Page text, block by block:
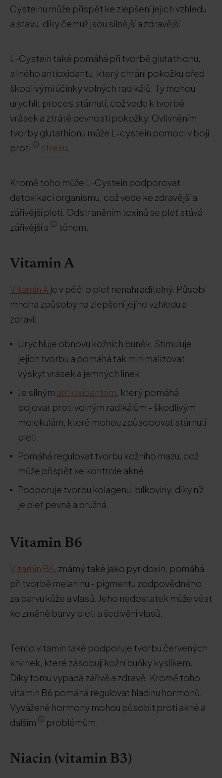
Cysteinu může přispět ke zlepšení jejich vzhledu
a stavu, díky čemuž jsou silnější a zdravější.
L-Cystein také pomáhá při tvorbě glutathionu,
silného antioxidantu, který chrání pokožku před
škodlivými účinky volných radikálů. Ty mohou
urychlit proces stárnutí, což vede k tvorbě
vrásek a ztrátě pevnosti pokožky. Ovlivněním
tvorby glutathionu může L-cystein pomoci v boji
proti
stresu.
Kromě toho může L-Cystein podporovat
detoxikaci organismu, což vede ke zdravější a
zářivější pleti. Odstraněním toxinů se pleť stává
zářivější s
tónem.
Vitamin A
Vitamin A je v péči o pleť nenahraditelný. Působí
mnoha způsoby na zlepšení jejího vzhledu a
zdraví:
Urychluje obnovu kožních buněk. Stimuluje
jejich tvorbu a pomáhá tak minimalizovat
výskyt vrásek a jemných linek.
Je silným antioxidantem, který pomáhá
bojovat proti volným radikálům - škodlivým
molekulám, které mohou způsobovat stárnutí
pleti.
Pomáhá regulovat tvorbu kožního mazu, což
může přispět ke kontrole akné.
Podporuje tvorbu kolagenu, bílkoviny, díky níž
je pleť pevná a pružná.
Vitamin B6
Vitamin B6, známý také jako pyridoxin, pomáhá
při tvorbě melaninu - pigmentu zodpovědného
za barvu kůže a vlasů. Jeho nedostatek může vést
ke změně barvy pleti a šedivění vlasů.
Tento vitamin také podporuje tvorbu červených
krvinek, které zásobují kožní buňky kyslíkem.
Díky tomu vypadá zářivě a zdravě. Kromě toho
vitamin B6 pomáhá regulovat hladinu hormonů.
Vyvážené hormony mohou působit proti akné a
dalším
problémům.
Niacin (vitamin B3)